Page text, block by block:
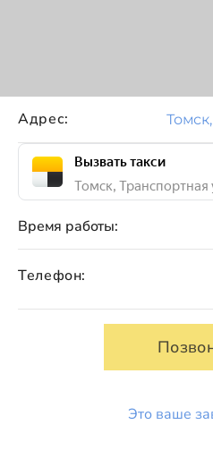
Время работы:
Телефон:
Это ваше
Адрес:
Вызвать такси
Томск, Транспортная